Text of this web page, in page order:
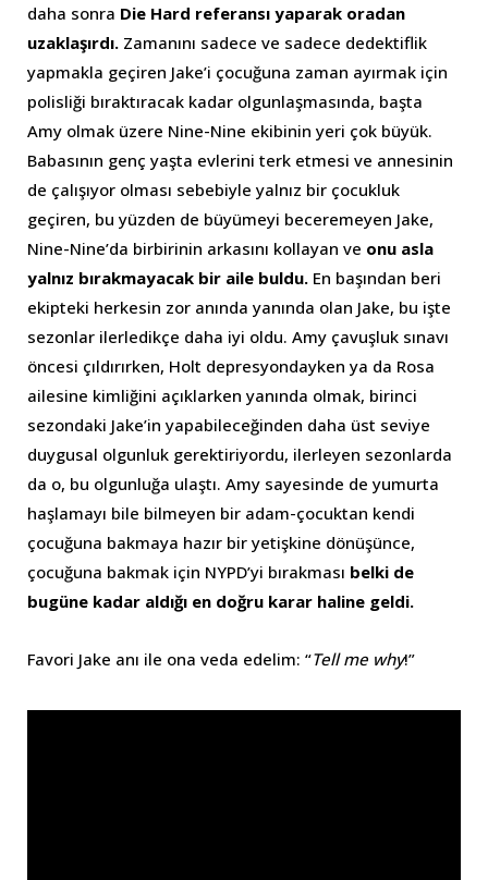
daha sonra Die Hard referansı yaparak oradan
uzaklaşırdı. Zamanını sadece ve sadece dedektiflik
yapmakla geçiren Jake’i çocuğuna zaman ayırmak için
polisliği bıraktıracak kadar olgunlaşmasında, başta
Amy olmak üzere Nine-Nine ekibinin yeri çok büyük.
Babasının genç yaşta evlerini terk etmesi ve annesinin
de çalışıyor olması sebebiyle yalnız bir çocukluk
geçiren, bu yüzden de büyümeyi beceremeyen Jake,
Nine-Nine’da birbirinin arkasını kollayan ve onu asla
yalnız bırakmayacak bir aile buldu. En başından beri
ekipteki herkesin zor anında yanında olan Jake, bu işte
sezonlar ilerledikçe daha iyi oldu. Amy çavuşluk sınavı
öncesi çıldırırken, Holt depresyondayken ya da Rosa
ailesine kimliğini açıklarken yanında olmak, birinci
sezondaki Jake’in yapabileceğinden daha üst seviye
duygusal olgunluk gerektiriyordu, ilerleyen sezonlarda
da o, bu olgunluğa ulaştı. Amy sayesinde de yumurta
haşlamayı bile bilmeyen bir adam-çocuktan kendi
çocuğuna bakmaya hazır bir yetişkine dönüşünce,
çocuğuna bakmak için NYPD’yi bırakması belki de
bugüne kadar aldığı en doğru karar haline geldi.
Favori Jake anı ile ona veda edelim: “Tell me why!”